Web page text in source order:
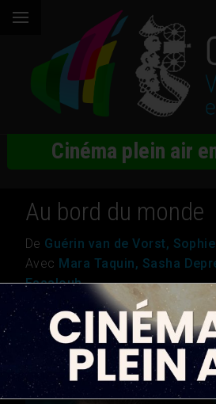
Cinéma plein air
Au bord du monde
De Guérin van de Vorst,
Avec Mara Taquin, Sasha
Essalouh
Genre
Drame
Nationalité
USA, Belgique
Durée1h45